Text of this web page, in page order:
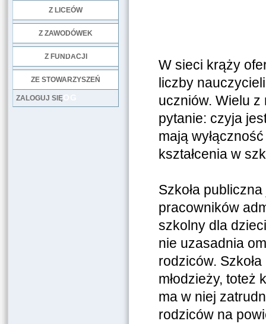
Z LICEÓW
Z ZAWODÓWEK
Z FUNDACJI
ZE STOWARZYSZEŃ
LOG
ZALOGUJ SIĘ
W sieci krąży
liczby
uczniów. Wielu
pytanie: czyja
mają
kształcenia w
Szkoła
pracowników
szkolny dla
nie uzasadnia
rodziców.
młodzieży, toteż
ma w niej
rodziców na